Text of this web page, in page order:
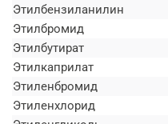
Этилбензиланилин
Этилбромид
Этилбутират
Этилкаприлат
Этиленбромид
Этиленхлорид